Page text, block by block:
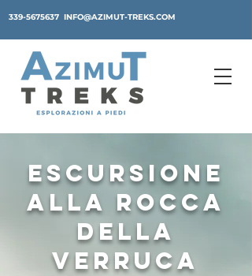
339-5675637 INFO@AZIMUT-TREKS.COM
escursione
alla rocca
della
verruca